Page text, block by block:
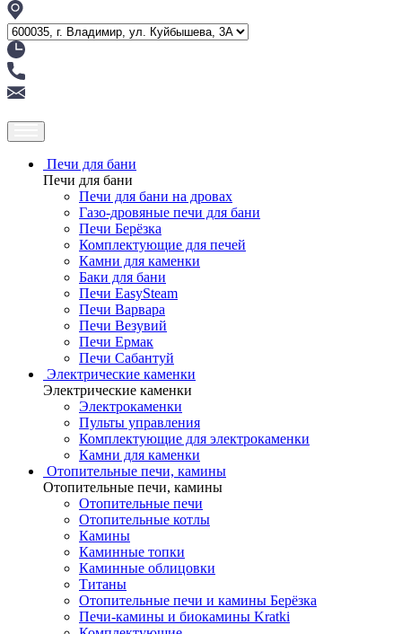
Печи для бани
Печи для бани
Печи для бани на дровах
Газо-дровяные печи для бани
Печи Берёзка
Комплектующие для печей
Камни для каменки
Баки для бани
Печи EasySteam
Печи Варвара
Печи Везувий
Печи Ермак
Печи Сабантуй
Электрические каменки
Электрические каменки
Электрокаменки
Пульты управления
Комплектующие для электрокаменки
Камни для каменки
Отопительные печи, камины
Отопительные печи, камины
Отопительные печи
Отопительные котлы
Камины
Каминные топки
Каминные облицовки
Титаны
Отопительные печи и камины Берёзка
Печи-камины и биокамины Kratki